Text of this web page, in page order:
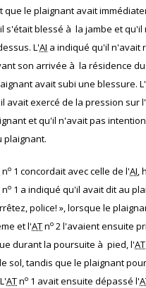
que le plaignant avait
s'était blessé à la jambe et qu'il
L'AI a indiqué qu'il n'avait
son arrivée à la résidence
avait subi une blessure. L'
avait exercé de la pression sur
et qu'il n'avait pas
plaignant.
no 1 concordait avec celle de l'AI,
no 1 a indiqué qu'il avait dit au
police! », lorsque le
et l'ATno 2 l'avaient ensuite
durant la poursuite à pied, l'AT
sol, tandis que le plaignant
ATno 1 avait ensuite dépassé l'